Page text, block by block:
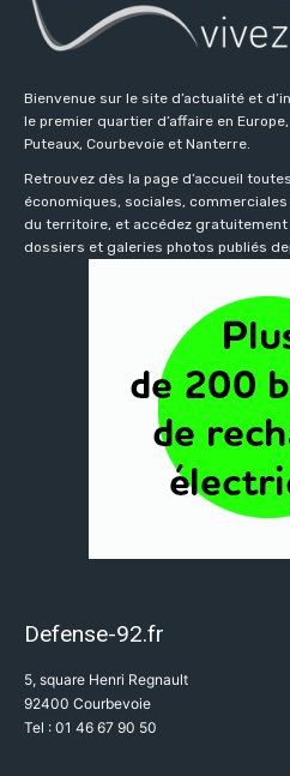
Bienvenue sur le site d’actualité et
le premier quartier d’affaire en
Puteaux, Courbevoie et Nanterre.
Retrouvez dès la page d’accueil
économiques, sociales,
du territoire, et accédez gratuitement
dossiers et galeries photos publiés
Defense-92.fr
5, square Henri Regnault
92400 Courbevoie
Tel : 01 46 67 90 50